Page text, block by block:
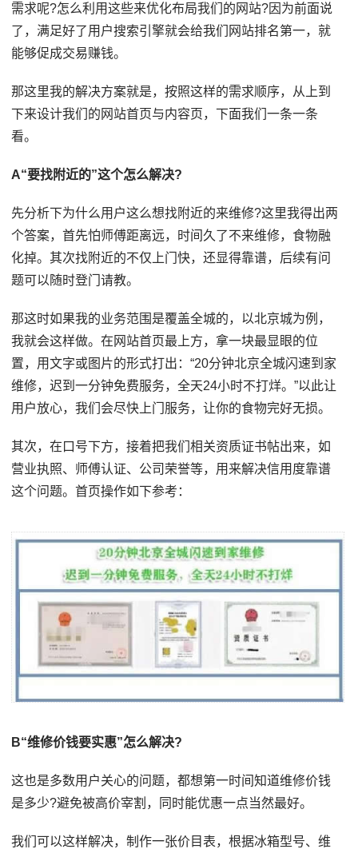
需求呢?怎么利用这些来优化布局我们的网站?因为前面说
了，满足好了用户搜索引擎就会给我们网站排名第一，就
能够促成交易赚钱。
那这里我的解决方案就是，按照这样的需求顺序，从上到
下来设计我们的网站首页与内容页，下面我们一条一条
看。
A“要找附近的”这个怎么解决?
先分析下为什么用户这么想找附近的来维修?这里我得出两
个答案，首先怕师傅距离远，时间久了不来维修，食物融
化掉。其次找附近的不仅上门快，还显得靠谱，后续有问
题可以随时登门请教。
那这时如果我的业务范围是覆盖全城的，以北京城为例，
我就会这样做。在网站首页最上方，拿一块最显眼的位
置，用文字或图片的形式打出：“20分钟北京全城闪速到家
维修，迟到一分钟免费服务，全天24小时不打烊。”以此让
用户放心，我们会尽快上门服务，让你的食物完好无损。
其次，在口号下方，接着把我们相关资质证书帖出来，如
营业执照、师傅认证、公司荣誉等，用来解决信用度靠谱
这个问题。首页操作如下参考：
B“维修价钱要实惠”怎么解决?
这也是多数用户关心的问题，都想第一时间知道维修价钱
是多少?避免被高价宰割，同时能优惠一点当然最好。
我们可以这样解决，制作一张价目表，根据冰箱型号、维